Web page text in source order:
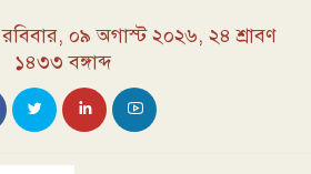
রবিবার, ০৯ অগাস্ট ২০২৬, ২৪ শ্রাবণ
১৪৩৩ বঙ্গাব্দ